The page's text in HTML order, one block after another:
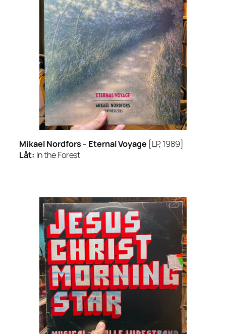
Mikael Nordfors – Eternal Voyage [LP, 1989]
Låt: In the Forest